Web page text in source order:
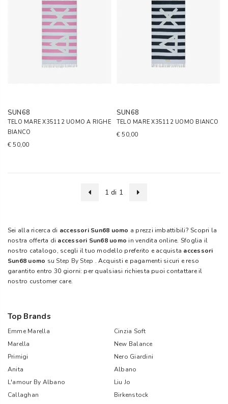
SUN68
TELO MARE X35112 UOMO A RIGHE
BIANCO
€ 50,00
SUN68
TELO MARE X35112 UOMO BIANCO
€ 50,00
1 di 1
Sei alla ricerca di accessori Sun68 uomo a prezzi imbattibili? Scopri la
nostra offerta di accessori Sun68 uomo in vendita online. Sfoglia il
nostro catalogo, scegli il tuo modello preferito e acquista accessori
Sun68 uomo suStep By Step . Acquisti e pagamenti sicuri e reso
garantito entro 30 giorni: per qualsiasi richiesta puoi contattare il
nostro customer care.
Top Brands
Emme Marella
Cinzia Soft
Marella
New Balance
Primigi
Nero Giardini
Anita
Albano
L'amour By Albano
Liu Jo
Callaghan
Birkenstock